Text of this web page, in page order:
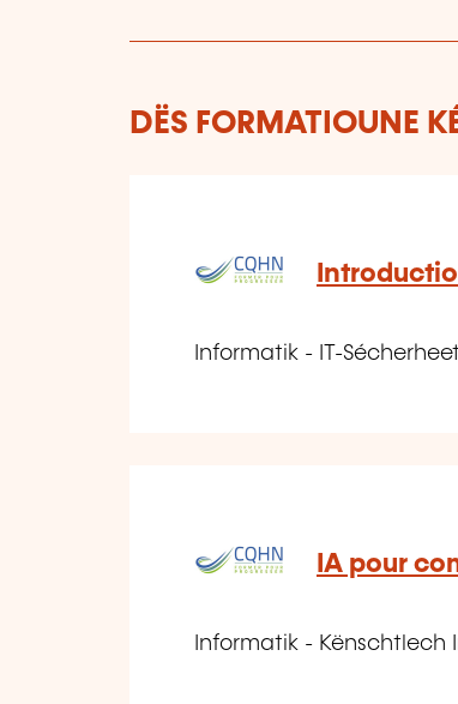
DËS FORMATIOUNE
Informatik - IT-Sécherheet
IA pour
Informatik - Kënschtlech